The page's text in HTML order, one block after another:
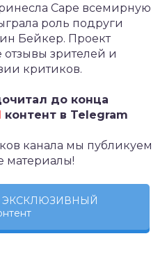
Саре всемирную
роль подруги
Бейкер. Проект
зрителей и
критиков.
до конца
контент в Telegram
канала мы публикуем
материалы!
ЭКСКЛЮЗИВНЫЙ